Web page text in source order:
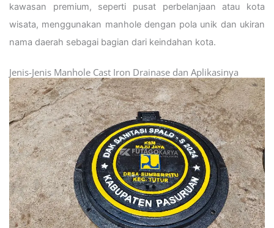
kawasan premium, seperti pusat perbelanjaan atau kota
wisata, menggunakan manhole dengan pola unik dan ukiran
nama daerah sebagai bagian dari keindahan kota.
Jenis-Jenis Manhole Cast Iron Drainase dan Aplikasinya